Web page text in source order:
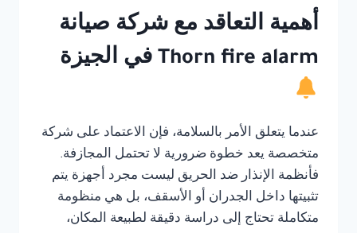
أهمية التعاقد مع شركة صيانة
Thorn fire alarm في الجيزة
عندما يتعلق الأمر بالسلامة، فإن الاعتماد على شركة
متخصصة يعد خطوة ضرورية لا تحتمل المجازفة.
فأنظمة الإنذار ضد الحريق ليست مجرد أجهزة يتم
تثبيتها داخل الجدران أو الأسقف، بل هي منظومة
متكاملة تحتاج إلى دراسة دقيقة لطبيعة المكان،